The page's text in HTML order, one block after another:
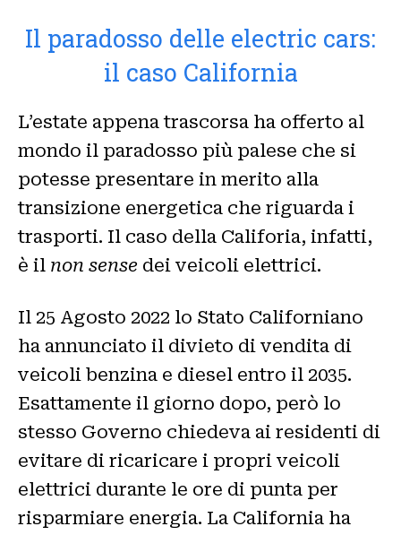
Il paradosso delle electric cars:
il caso California
L’estate appena trascorsa ha offerto al
mondo il paradosso più palese che si
potesse presentare in merito alla
transizione energetica che riguarda i
trasporti. Il caso della Califoria, infatti,
è il non sense dei veicoli elettrici.
Il 25 Agosto 2022 lo Stato Californiano
ha annunciato il divieto di vendita di
veicoli benzina e diesel entro il 2035.
Esattamente il giorno dopo, però lo
stesso Governo chiedeva ai residenti di
evitare di ricaricare i propri veicoli
elettrici durante le ore di punta per
risparmiare energia. La California ha